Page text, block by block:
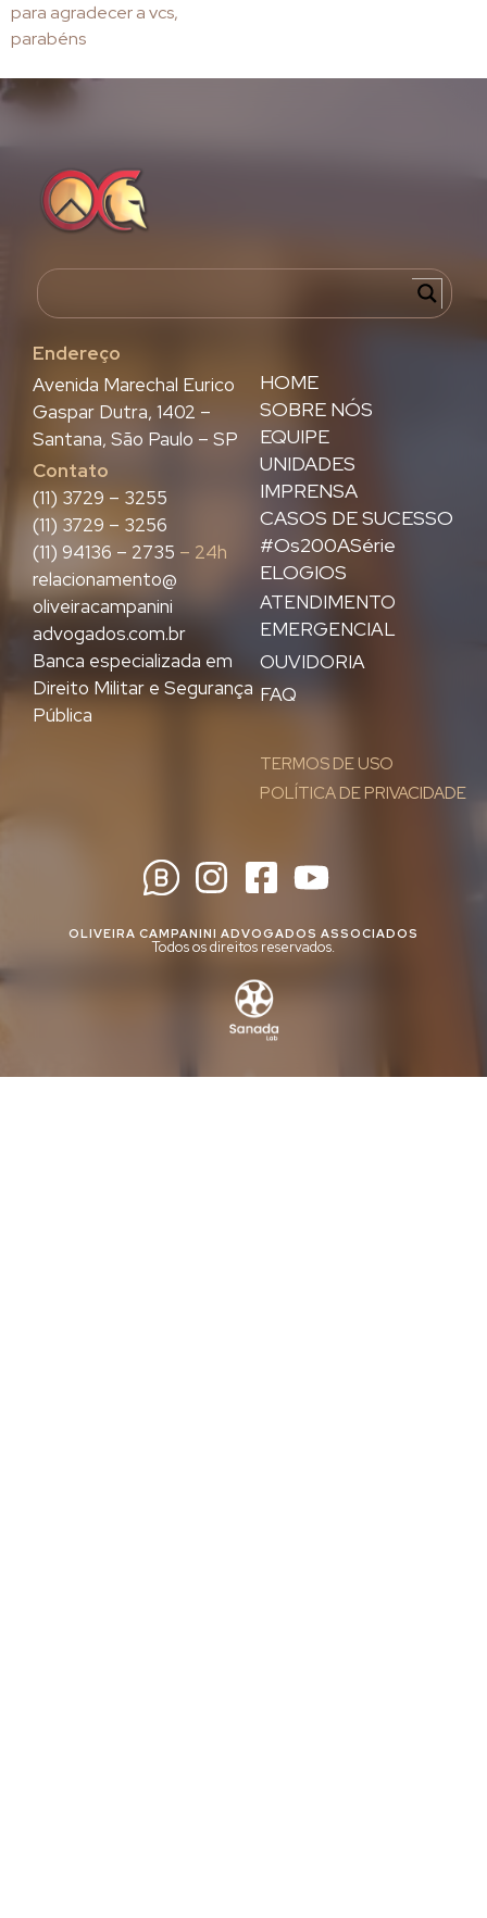
para agradecer a vcs,
parabéns
Endereço
HOME
SOBRE NÓS
EQUIPE
UNIDADES
IMPRENSA
CASOS DE SUCESSO
#Os200ASérie
ELOGIOS
ATENDIMENTO
EMERGENCIAL
OUVIDORIA
FAQ
TERMOS DE USO
POLÍTICA DE PRIVACIDADE
Avenida Marechal Eurico
Gaspar Dutra, 1402 –
Santana, São Paulo – SP
Contato
(11) 3729 – 3255
(11) 3729 – 3256
(11) 94136 – 2735 – 24h
relacionamento@
oliveiracampanini
advogados.com.br
Banca especializada em
Direito Militar e Segurança
Pública
OLIVEIRA CAMPANINI ADVOGADOS ASSOCIADOS
Todos os direitos reservados.